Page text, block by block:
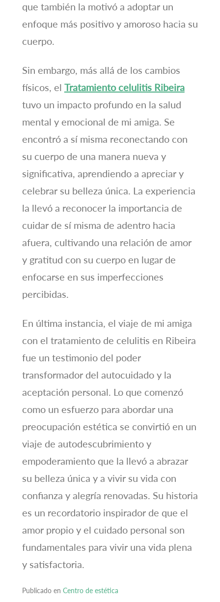
que también la motivó a adoptar un
enfoque más positivo y amoroso hacia su
cuerpo.
Sin embargo, más allá de los cambios
físicos, el Tratamiento celulitis Ribeira
tuvo un impacto profundo en la salud
mental y emocional de mi amiga. Se
encontró a sí misma reconectando con
su cuerpo de una manera nueva y
significativa, aprendiendo a apreciar y
celebrar su belleza única. La experiencia
la llevó a reconocer la importancia de
cuidar de sí misma de adentro hacia
afuera, cultivando una relación de amor
y gratitud con su cuerpo en lugar de
enfocarse en sus imperfecciones
percibidas.
En última instancia, el viaje de mi amiga
con el tratamiento de celulitis en Ribeira
fue un testimonio del poder
transformador del autocuidado y la
aceptación personal. Lo que comenzó
como un esfuerzo para abordar una
preocupación estética se convirtió en un
viaje de autodescubrimiento y
empoderamiento que la llevó a abrazar
su belleza única y a vivir su vida con
confianza y alegría renovadas. Su historia
es un recordatorio inspirador de que el
amor propio y el cuidado personal son
fundamentales para vivir una vida plena
y satisfactoria.
Publicado en Centro de estética